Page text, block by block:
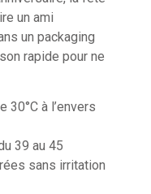
un ami
un packaging
rapide pour ne
30°C à l’envers
39 au 45
sans irritation